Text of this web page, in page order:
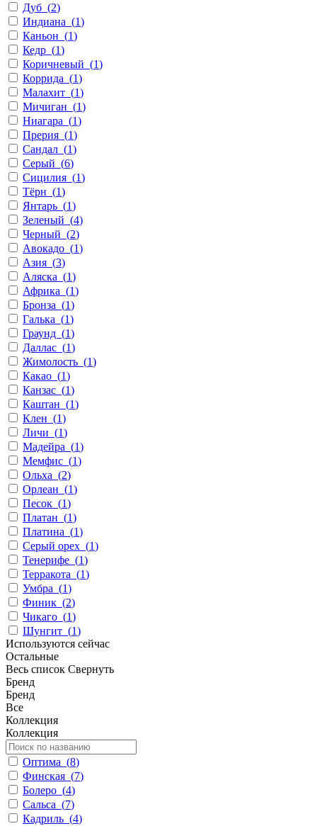
Дуб (2)
Индиана (1)
Каньон (1)
Кедр (1)
Коричневый (1)
Коррида (1)
Малахит (1)
Мичиган (1)
Ниагара (1)
Прерия (1)
Сандал (1)
Серый (6)
Сицилия (1)
Тёрн (1)
Янтарь (1)
Зеленый (4)
Черный (2)
Авокадо (1)
Азия (3)
Аляска (1)
Африка (1)
Бронза (1)
Галька (1)
Граунд (1)
Даллас (1)
Жимолость (1)
Какао (1)
Канзас (1)
Каштан (1)
Клен (1)
Личи (1)
Мадейра (1)
Мемфис (1)
Ольха (2)
Орлеан (1)
Песок (1)
Платан (1)
Платина (1)
Серый орех (1)
Тенерифе (1)
Терракота (1)
Умбра (1)
Финик (2)
Чикаго (1)
Шунгит (1)
Используются сейчас
Остальные
Весь список Свернуть
Бренд
Бренд
Все
Коллекция
Коллекция
Оптима (8)
Финская (7)
Болеро (4)
Сальса (7)
Кадриль (4)